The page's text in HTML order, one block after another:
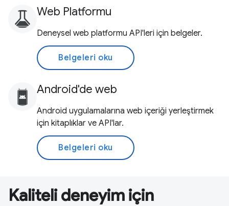
Web Platformu
Deneysel web platformu API'leri için belgeler.
Belgeleri oku
Android'de web
Android uygulamalarına web içeriği yerleştirmek
için kitaplıklar ve API'lar.
Belgeleri oku
Kaliteli deneyim için